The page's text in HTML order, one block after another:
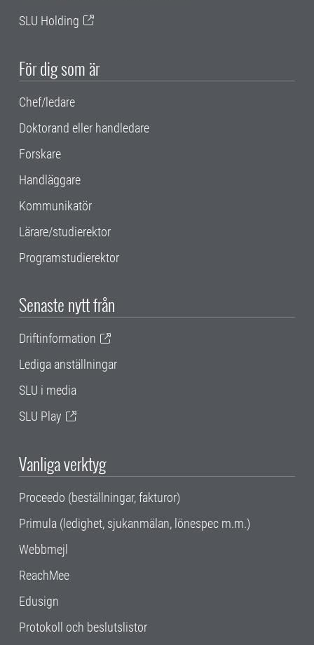
SLU Holding
För dig som är
Chef/ledare
Doktorand eller handledare
Forskare
Handläggare
Kommunikatör
Lärare/studierektor
Programstudierektor
Senaste nytt från
Driftinformation
Lediga anställningar
SLU i media
SLU Play
Vanliga verktyg
Proceedo (beställningar, fakturor)
Primula (ledighet, sjukanmälan, lönespec m.m.)
Webbmejl
ReachMee
Edusign
Protokoll och beslutslistor